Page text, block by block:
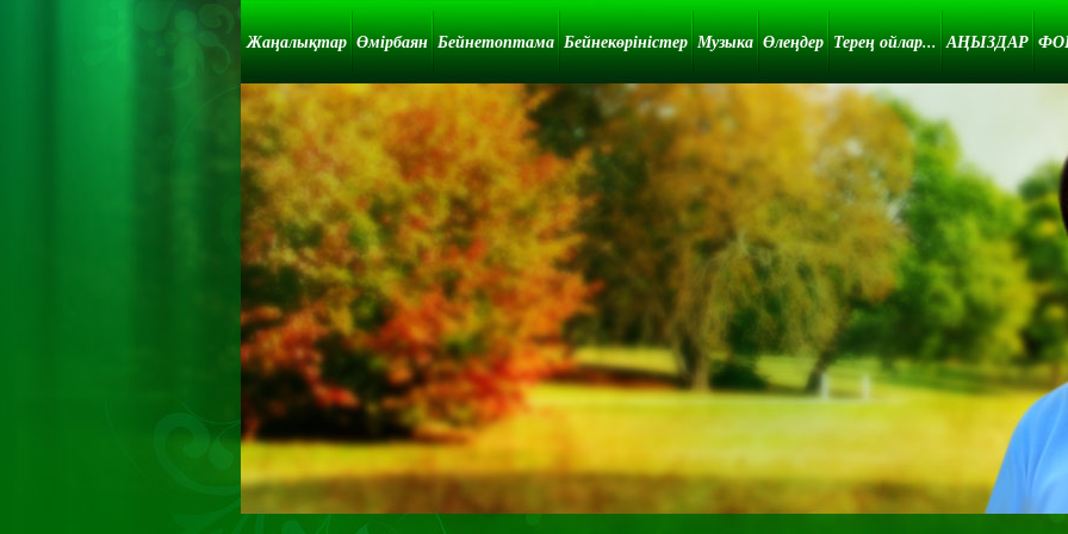
Жаңалықтар Өмірбаян Бейнетоптама Бейнекөріністер Музыка Өлеңдер Терең ойлар... АҢЫЗДАР